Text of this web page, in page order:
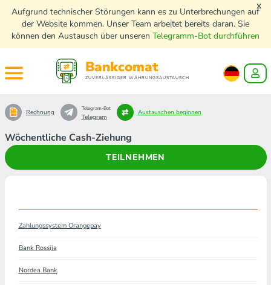
Aufgrund technischer Störungen kann es zu Unterbrechungen auf
der Website kommen. Unser Team arbeitet bereits daran. Sie
können den Austausch über unseren Telegramm-Bot durchführen
x
Bankcomat
ZUVERLÄSSIGER WÄHRUNGSAUSTAUSCH
Wöchentliche Cash-Ziehung
TEILNEHMEN
Rechnung Telegram-Bot
Telegram
Austauschen beginnen
Zahlungssystem Orangepay
Bank Rossija
Nordea Bank